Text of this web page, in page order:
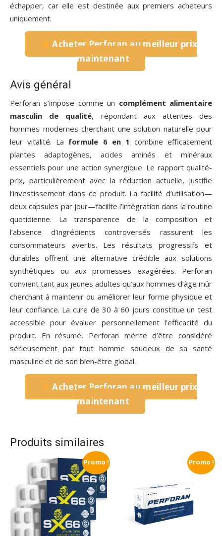
échapper, car elle est destinée aux premiers acheteurs
uniquement.
Acheter Perforan au meilleur prix
maintenant
Avis général
Perforan s’impose comme un complément alimentaire
masculin de qualité, répondant aux attentes des
hommes modernes cherchant une solution naturelle pour
leur vitalité. La formule 6 en 1 combine efficacement
plantes adaptogènes, acides aminés et minéraux
essentiels pour une action synergique. Le rapport qualité-
prix, particulièrement avec la réduction actuelle, justifie
l’investissement dans ce produit. La facilité d’utilisation—
deux capsules par jour—facilite l’intégration dans la routine
quotidienne. La transparence de la composition et
l’absence d’ingrédients controversés rassurent les
consommateurs avertis. Les résultats progressifs et
durables offrent une alternative crédible aux solutions
synthétiques ou aux promesses exagérées. Perforan
convient tant aux jeunes adultes qu’aux hommes d’âge mûr
cherchant à maintenir ou améliorer leur forme physique et
leur confiance. La cure de 30 à 60 jours constitue un test
accessible pour évaluer personnellement l’efficacité du
produit. En résumé, Perforan mérite d’être considéré
sérieusement par tout homme soucieux de sa santé
masculine et de son bien-être global.
Acheter Perforan au meilleur prix
maintenant
Produits similaires
Promo ! Promo !